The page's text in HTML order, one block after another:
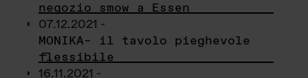
negozio smow a Essen
07.12.2021 -
MONIKA– il tavolo pieghevole
flessibile
16.11.2021 -